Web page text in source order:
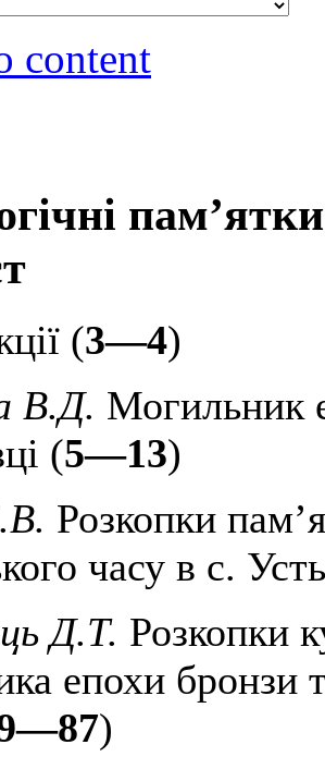
content
(3—4)
В.Д. Могильник
(5—13)
Розкопки
часу в с.
Д.Т. Розкопки
епохи бронзи
)